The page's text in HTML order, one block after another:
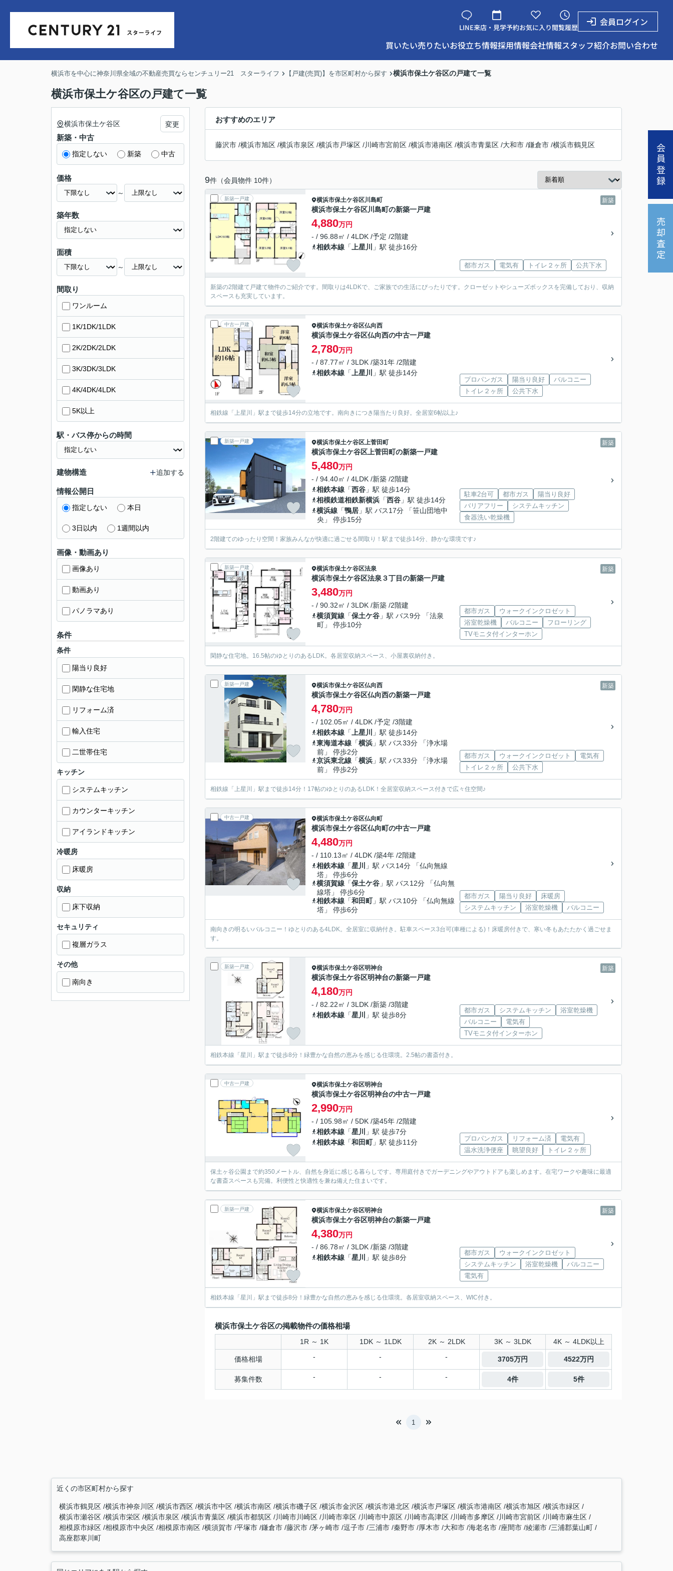
LINE来店・見学予約お気に入り閲覧履歴
会員ログイン
買いたい売りたいお役立ち情報採用情報会社情報スタッフ紹介お問い合わせ
会員登録
売却査定
横浜市を中心に神奈川県全域の不動産売買ならセンチュリー21 スターライフ 【戸建(売買)】を市区町村から探す 横浜市保土ケ谷区の戸建て一覧
横浜市保土ケ谷区の戸建て一覧
おすすめのエリア
藤沢市 /横浜市旭区 /横浜市泉区 /横浜市戸塚区 /川崎市宮前区 /横浜市港南区 /横浜市青葉区 /大和市 /鎌倉市 /横浜市鶴見区
9件（会員物件 10件）
新築一戸建 新築
横浜市保土ケ谷区川島町
横浜市保土ケ谷区川島町の新築一戸建
4,880万円
- / 96.88㎡ / 4LDK /予定 /2階建
相鉄本線 「 上星川 」駅 徒歩16分
都市ガス 電気有 トイレ２ヶ所 公共下水
新築の2階建て戸建て物件のご紹介です。間取りは4LDKで、ご家族での生活にぴったりです。クローゼットやシューズボックスを完備しており、収納
スペースも充実しています。
中古一戸建 横浜市保土ケ谷区仏向西
横浜市保土ケ谷区仏向西の中古一戸建
2,780万円
- / 87.77㎡ / 3LDK /築31年 /2階建
相鉄本線 「 上星川 」駅 徒歩14分
プロパンガス 陽当り良好
バルコニー
トイレ２ヶ所
公共下水
相鉄線「上星川」駅まで徒歩14分の立地です。南向きにつき陽当たり良好。全居室6帖以上♪
新築一戸建 新築
横浜市保土ケ谷区上菅田町
横浜市保土ケ谷区上菅田町の新築一戸建
5,480万円
- / 94.40㎡ / 4LDK /新築 /2階建
相鉄本線 「西谷 」駅 徒歩14分
相模鉄道相鉄新横浜 「西谷 」駅 徒歩14分
横浜線 「鴨居 」駅 バス17分 「笹山団地中
央」 停歩15分
駐車2台可 都市ガス
陽当り良好
バリアフリー
システムキッチン
食器洗い乾燥機
2階建てのゆったり空間！家族みんなが快適に過ごせる間取り！駅まで徒歩14分、静かな環境です♪
新築一戸建 新築
横浜市保土ケ谷区法泉
横浜市保土ケ谷区法泉３丁目の新築一戸建
3,480万円
- / 90.32㎡ / 3LDK /新築 /2階建
横須賀線 「保土ケ谷 」駅 バス9分 「法泉
町」 停歩10分
都市ガス
ウォークインクロゼット
浴室乾燥機
バルコニー
フローリング
TVモニタ付インターホン
閑静な住宅地。16.5帖のゆとりのあるLDK。各居室収納スペース、小屋裏収納付き。
新築一戸建 新築
横浜市保土ケ谷区仏向西
横浜市保土ケ谷区仏向西の新築一戸建
4,780万円
- / 102.05㎡ / 4LDK /予定 /3階建
相鉄本線 「 上星川
」駅 徒歩14分
東海道本線 「横浜 」駅 バス33分 「浄水場
前」 停歩2分
京浜東北線 「横浜 」駅 バス33分 「浄水場
前」 停歩2分
都市ガス ウォークインクロゼット
電気有
トイレ２ヶ所
公共下水
相鉄線「上星川」駅まで徒歩14分！17帖のゆとりのあるLDK！全居室収納スペース付きで広々住空間♪
中古一戸建 横浜市保土ケ谷区仏向町
横浜市保土ケ谷区仏向町の中古一戸建
4,480万円
- / 110.13㎡ / 4LDK /築4年 /2階建
相鉄本線 「星川
」駅 バス14分 「仏向無線
塔」 停歩6分
横須賀線 「保土ケ谷 」駅 バス12分 「仏向無
線塔」 停歩6分
相鉄本線 「和田町」駅 バス10分 「仏向無線
塔」 停歩6分
都市ガス 陽当り良好
床暖房
システムキッチン
浴室乾燥機 バルコニー
南向きの明るいバルコニー！ゆとりのある4LDK。全居室に収納付き。駐車スペース3台可(車種による)！床暖房付きで、寒い冬もあたたかく過ごせま
す。
新築一戸建 新築
横浜市保土ケ谷区明神台
横浜市保土ケ谷区明神台の新築一戸建
4,180万円
- / 82.22㎡ / 3LDK /新築 /3階建
相鉄本線 「星川 」駅 徒歩8分
都市ガス システムキッチン
浴室乾燥機
バルコニー
電気有
TVモニタ付インターホン
相鉄本線「星川」駅まで徒歩8分！緑豊かな自然の恵みを感じる住環境。2.5帖の書斎付き。
中古一戸建 横浜市保土ケ谷区明神台
横浜市保土ケ谷区明神台の中古一戸建
2,990万円
- / 105.98㎡ / 5DK /築45年 /2階建
相鉄本線 「星川
」駅 徒歩7分
相鉄本線 「和田町」駅 徒歩11分 プロパンガス リフォーム済
電気有
温水洗浄便座
眺望良好 トイレ２ヶ所
保土ヶ谷公園まで約350メートル、自然を身近に感じる暮らしです。専用庭付きでガーデニングやアウトドアも楽しめます。在宅ワークや趣味に最適
な書斎スペースも完備。利便性と快適性を兼ね備えた住まいです。
新築一戸建 新築
横浜市保土ケ谷区明神台
横浜市保土ケ谷区明神台の新築一戸建
4,380万円
- / 86.78㎡ / 3LDK /新築 /3階建
相鉄本線 「星川 」駅 徒歩8分
都市ガス
ウォークインクロゼット
システムキッチン
浴室乾燥機
バルコニー
電気有
相鉄本線「星川」駅まで徒歩8分！緑豊かな自然の恵みを感じる住環境。各居室収納スペース、WIC付き。
横浜市保土ケ谷区の掲載物件の価格相場
1R ～ 1K 1DK ～ 1LDK 2K ～ 2LDK 3K ～ 3LDK 4K ～ 4LDK以上
価格相場 - - - 3705万円 4522万円
募集件数 - - - 4件 5件
1
横浜市保土ケ谷区 変更
新築・中古
指定しない 新築 中古
価格
～
築年数
面積
～
間取り
ワンルーム
1K/1DK/1LDK
2K/2DK/2LDK
3K/3DK/3LDK
4K/4DK/4LDK
5K以上
駅・バス停からの時間
建物構造 追加する
情報公開日
指定しない 本日
3日以内 1週間以内
画像・動画あり
画像あり
動画あり
パノラマあり
条件
条件
陽当り良好
閑静な住宅地
リフォーム済
輸入住宅
二世帯住宅
キッチン
システムキッチン
カウンターキッチン
アイランドキッチン
冷暖房
床暖房
収納
床下収納
セキュリティ
複層ガラス
その他
南向き
近くの市区町村から探す
横浜市鶴見区 横浜市神奈川区 横浜市西区 横浜市中区 横浜市南区 横浜市磯子区 横浜市金沢区 横浜市港北区 横浜市戸塚区 横浜市港南区 横浜市旭区 横浜市緑区
横浜市瀬谷区 横浜市栄区 横浜市泉区 横浜市青葉区 横浜市都筑区 川崎市川崎区 川崎市幸区 川崎市中原区 川崎市高津区 川崎市多摩区 川崎市宮前区
川崎市麻生区
相模原市緑区 相模原市中央区 相模原市南区 横須賀市 平塚市 鎌倉市 藤沢市 茅ヶ崎市 逗子市 三浦市 秦野市 厚木市 大和市 海老名市 座間市 綾瀬市 三浦郡葉山町
高座郡寒川町